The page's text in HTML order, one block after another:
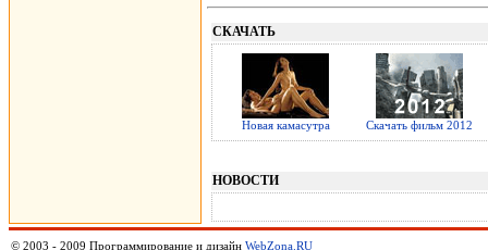
СКАЧАТЬ
Новая камасутра Скачать фильм 2012
НОВОСТИ
© 2003 - 2009 Программирование и дизайн WebZona.RU